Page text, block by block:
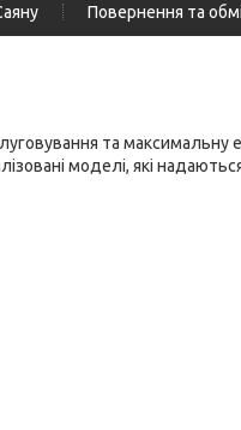
Повернення та
та максимальну
моделі, які